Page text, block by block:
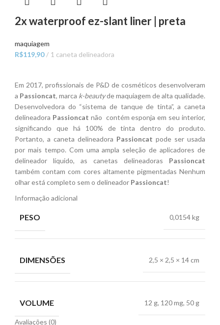
2x waterproof ez-slant liner | preta
maquiagem
R$119,90 1 caneta delineadora
Em 2017, profissionais de P&D de cosméticos desenvolveram
a Passioncat, marca k-beautyde maquiagem de alta qualidade.
Desenvolvedora do “sistema de tanque de tinta”, a caneta
delineadora Passioncat não contém esponja em seu interior,
significando que há 100% de tinta dentro do produto.
Portanto, a caneta delineadora Passioncat pode ser usada
por mais tempo. Com uma ampla seleção de aplicadores de
delineador líquido, as canetas delineadoras Passioncat
também contam com cores altamente pigmentadas Nenhum
olhar está completo sem o delineador Passioncat!
Informação adicional
PESO 0,0154 kg
DIMENSÕES 2,5 × 2,5 × 14 cm
VOLUME 12 g, 120 mg, 50 g
Avaliações (0)